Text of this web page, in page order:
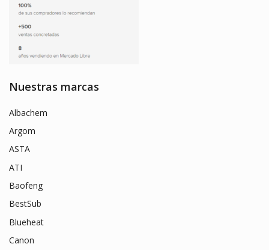
Nuestras marcas
Albachem
Argom
ASTA
ATI
Baofeng
BestSub
Blueheat
Canon